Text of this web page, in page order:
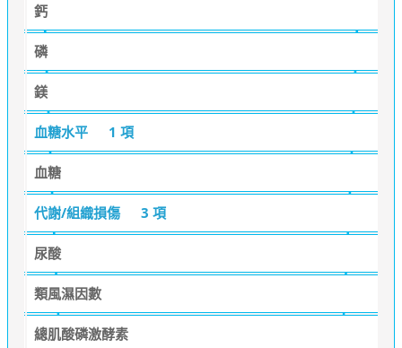
鈣
磷
鎂
血糖水平 1 項
血糖
代謝/組織損傷 3 項
尿酸
類風濕因數
總肌酸磷激酵素